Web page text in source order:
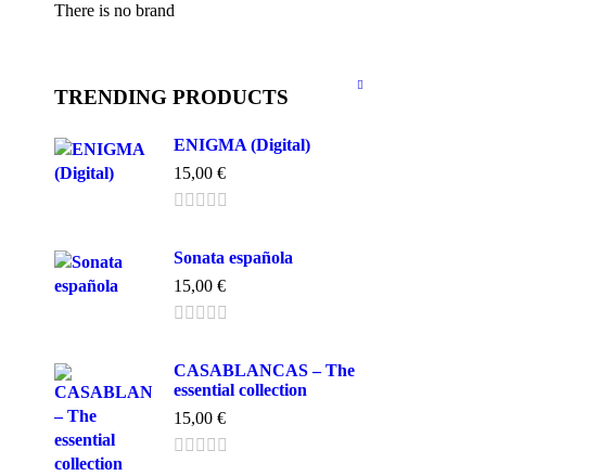
There is no brand
TRENDING PRODUCTS
ENIGMA (Digital)
15,00 €
Sonata española
15,00 €
CASABLANCAS – The
essential collection
15,00 €